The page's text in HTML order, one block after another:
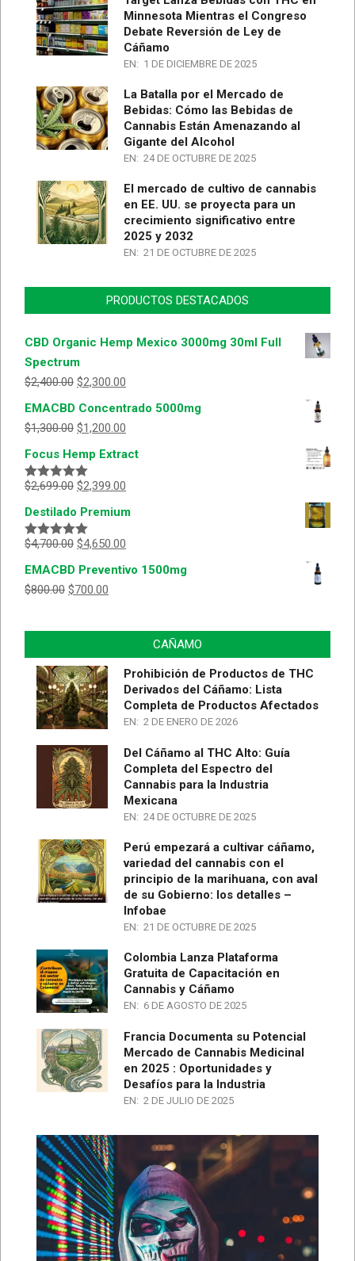
Minnesota Mientras el Congreso
Debate Reversión de Ley de
Cáñamo
EN: 1 DE DICIEMBRE DE 2025
La Batalla por el Mercado de
Bebidas: Cómo las Bebidas de
Cannabis Están Amenazando al
Gigante del Alcohol
EN: 24 DE OCTUBRE DE 2025
El mercado de cultivo de cannabis
en EE. UU. se proyecta para un
crecimiento significativo entre
2025 y 2032
EN: 21 DE OCTUBRE DE 2025
PRODUCTOS DESTACADOS
CBD Organic Hemp Mexico 3000mg 30ml Full
Spectrum
$2,400.00 $2,300.00
EMACBD Concentrado 5000mg
$1,300.00 $1,200.00
Focus Hemp Extract
Valorado
5
$2,699.00 $2,399.00
Destilado Premium
Valorado
5
$4,700.00 $4,650.00
EMACBD Preventivo 1500mg
$800.00 $700.00
CAÑAMO
Prohibición de Productos de THC
Derivados del Cáñamo: Lista
Completa de Productos Afectados
EN: 2 DE ENERO DE 2026
Del Cáñamo al THC Alto: Guía
Completa del Espectro del
Cannabis para la Industria
Mexicana
EN: 24 DE OCTUBRE DE 2025
Perú empezará a cultivar cáñamo,
variedad del cannabis con el
principio de la marihuana, con aval
de su Gobierno: los detalles –
Infobae
EN: 21 DE OCTUBRE DE 2025
Colombia Lanza Plataforma
Gratuita de Capacitación en
Cannabis y Cáñamo
EN: 6 DE AGOSTO DE 2025
Francia Documenta su Potencial
Mercado de Cannabis Medicinal
en 2025 : Oportunidades y
Desafíos para la Industria
EN: 2 DE JULIO DE 2025